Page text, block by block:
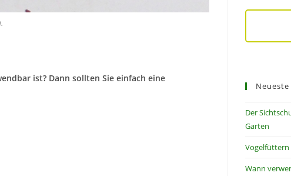
ist? Dann sollten Sie einfach eine
Der
Garten
Vogelfüttern
Wann